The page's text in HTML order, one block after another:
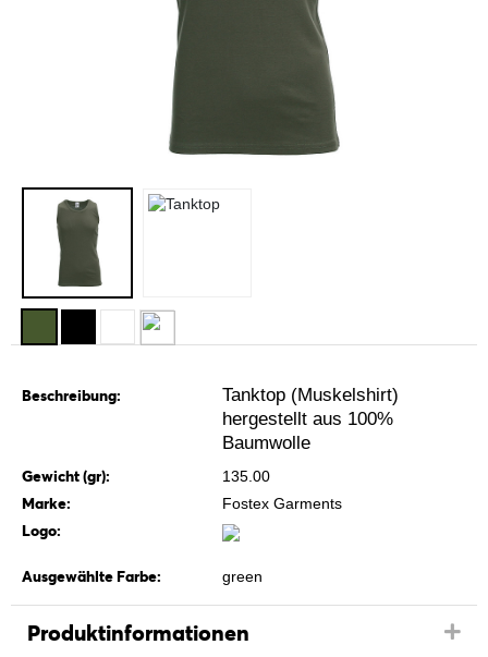
Beschreibung:
Tanktop (Muskelshirt)
hergestellt aus 100%
Baumwolle
Gewicht (gr): 135.00
Marke: Fostex Garments
Logo:
Ausgewählte Farbe: green
Produktinformationen